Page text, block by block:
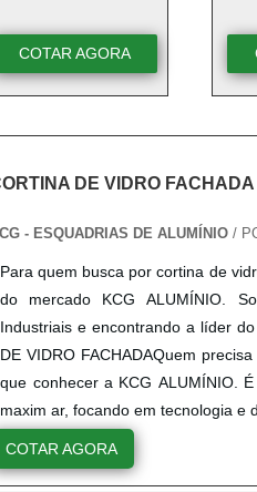
COTAR AGORA
DE VIDRO FACHADA
- ESQUADRIAS DE ALUMÍNIO/
Para quem busca por cortina de
do mercado KCG ALUMÍNIO.
Industriais e encontrando a líder
DE VIDRO FACHADAQuem
que conhecer a KCG ALUMÍNIO.
maxim ar, focando em tecnologia e
COTAR AGORA